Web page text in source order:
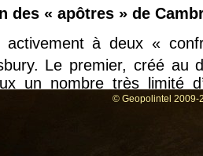
des « apôtres » de
activement à deux «
Le premier, créé au
un nombre très limité
Keynes avait été
© Geopolintel 2009-